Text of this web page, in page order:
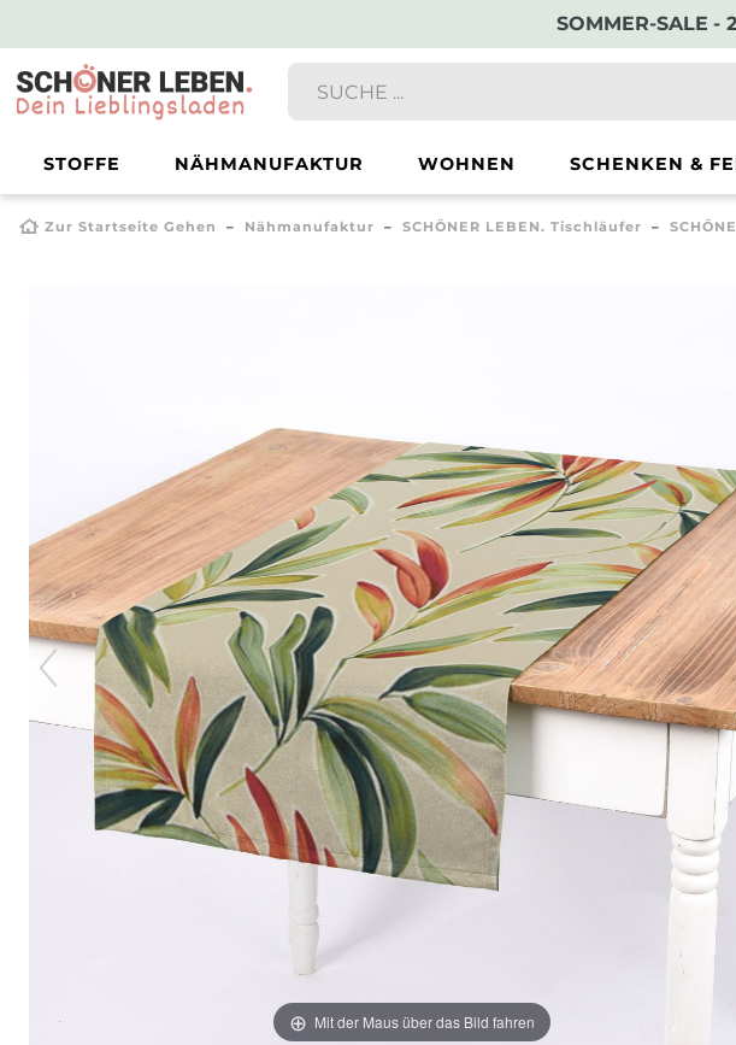
SOMMER-SALE -
STOFFE NÄHMANUFAKTUR WOHNEN SCHENKEN &
Zur Startseite Gehen Nähmanufaktur SCHÖNER LEBEN. Tischläufer
Mit der Maus über das Bild fahren